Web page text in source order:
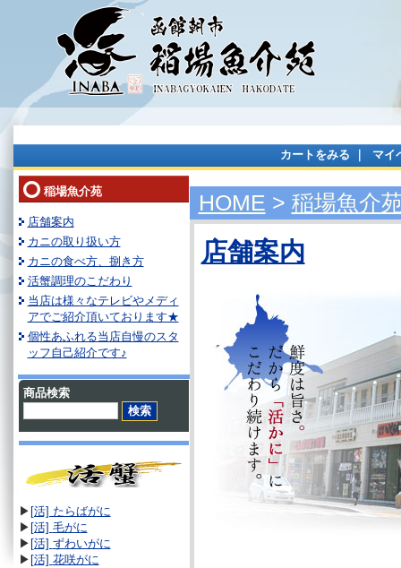
カートをみる マイ
稲場魚介苑
店舗案内
カニの取り扱い方
カニの食べ方、捌き方
活蟹調理のこだわり
当店は様々なテレビやメディ
アでご紹介頂いております★
個性あふれる当店自慢のスタ
ッフ自己紹介です♪
商品検索
▶ [活] たらばがに
▶ [活] 毛がに
▶ [活] ずわいがに
▶ [活] 花咲がに
HOME > 稲場魚介
店舗案内